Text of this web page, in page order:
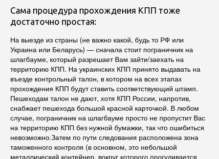
Сама процедура прохождения КПП тоже
достаточно простая:
На выезде из страны (не важно какой, будь то РФ или
Украина или Беларусь) — сначала стоит пограничник на
шлагбауме, который разрешает Вам зайти/заехать на
территорию КПП. На украинских КПП принято выдавать на
въезде контрольный талон, в котором на всех этапах
прохождения КПП будут ставить соответствующий штамп.
Пешеходам талон не дают, хотя КПП России, напротив,
снабжает пешехода большой красной карточкой. В любом
случае, пограничник на шлагбауме просто не пропустит Вас
на территорию КПП без нужной бумажки, так что ошибиться
невозможно.Затем по пути следования расположена зона
таможенного контроля (в основном, это небольшой
металлический контейнер, вокруг которого прогуливается